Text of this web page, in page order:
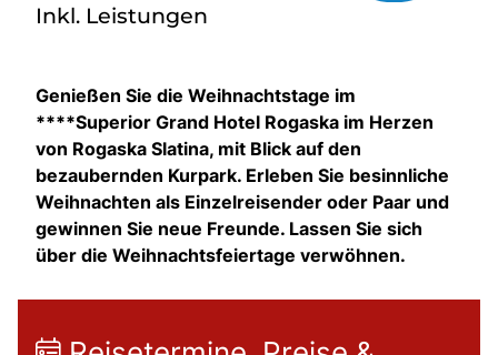
Inkl. Leistungen
Genießen Sie die Weihnachtstage im
****Superior Grand Hotel Rogaska im Herzen
von Rogaska Slatina, mit Blick auf den
bezaubernden Kurpark. Erleben Sie besinnliche
Weihnachten als Einzelreisender oder Paar und
gewinnen Sie neue Freunde. Lassen Sie sich
über die Weihnachtsfeiertage verwöhnen.